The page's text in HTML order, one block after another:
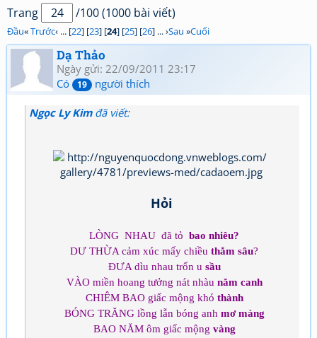
Trang /100 (1000 bài viết)
Đầu«Trước‹ ... [22] [23] [24] [25] [26] ... ›Sau »Cuối
Dạ Thảo
Ngày gửi: 22/09/2011 23:17
Có
19 người thích
Ngọc Ly Kimđã viết:
Hỏi
LÒNG NHAU đã tỏ bao nhiêu?
DƯ THỪA cảm xúc mấy chiều thẳm sâu?
ĐƯA dìu nhau trốn u sầu
VÀO miền hoang tưởng nát nhàu năm canh
CHIÊM BAO giấc mộng khó thành
BÓNG TRĂNG lồng lẫn bóng anh mơ màng
BAO NĂM ôm giấc mộng vàng